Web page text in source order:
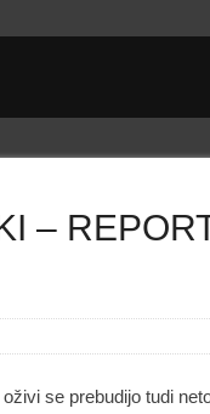
–
se prebudijo tudi